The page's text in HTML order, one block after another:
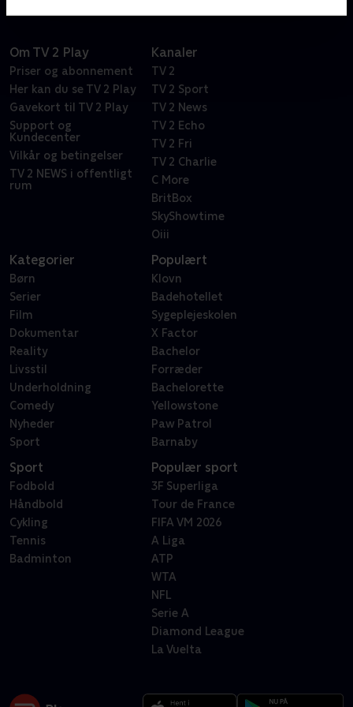
Om TV 2 Play
Priser og abonnement
Her kan du se TV 2 Play
Gavekort til TV 2 Play
Support og
Kundecenter
Vilkår og betingelser
TV 2 NEWS i offentligt
rum
Kanaler
TV 2
TV 2 Sport
TV 2 News
TV 2 Echo
TV 2 Fri
TV 2 Charlie
C More
BritBox
SkyShowtime
Oiii
Kategorier
Børn
Serier
Film
Dokumentar
Reality
Livsstil
Underholdning
Comedy
Nyheder
Sport
Populært
Klovn
Badehotellet
Sygeplejeskolen
X Factor
Bachelor
Forræder
Bachelorette
Yellowstone
Paw Patrol
Barnaby
Sport
Fodbold
Håndbold
Cykling
Tennis
Badminton
Populær sport
3F Superliga
Tour de France
FIFA VM 2026
A Liga
ATP
WTA
NFL
Serie A
Diamond League
La Vuelta